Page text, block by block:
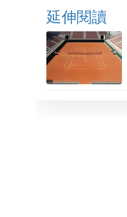
延伸閱讀